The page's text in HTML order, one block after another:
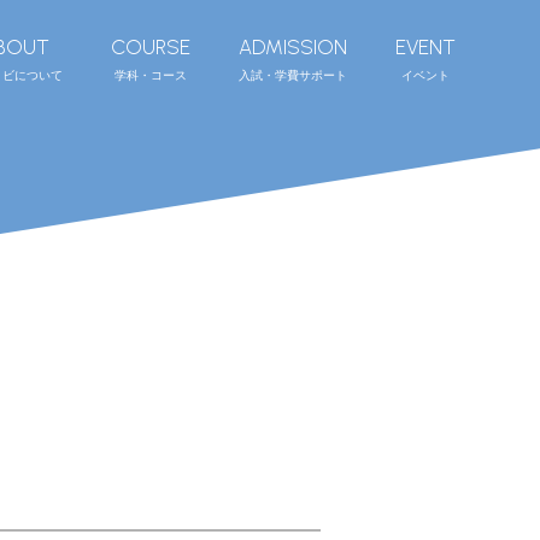
について
COURSE
学科・コース
ADMISSION
入試・学費サポート
EVENT
イベント